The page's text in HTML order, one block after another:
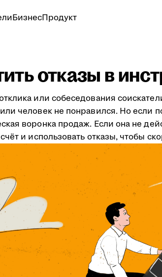
БизнесПродукт
отказы в
или собеседования
человек не понравился. Но если
воронка продаж. Если она не
и использовать отказы, чтобы